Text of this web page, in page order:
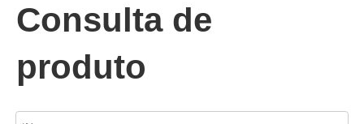
Consulta de
produto